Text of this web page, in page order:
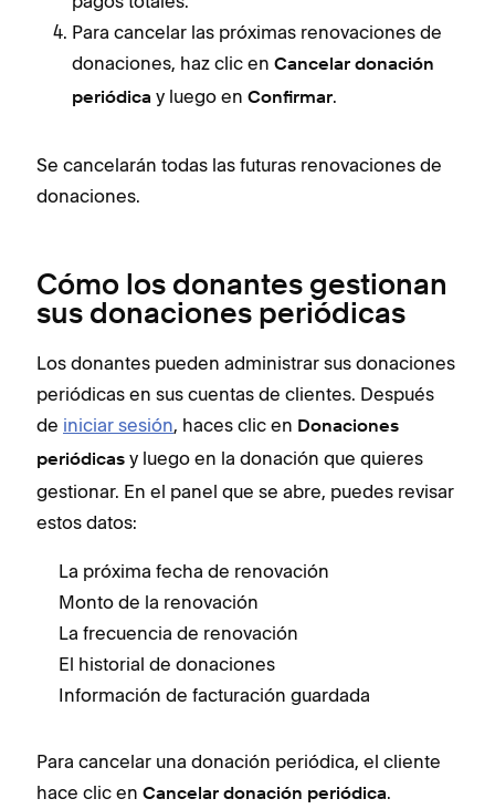
Para cancelar las próximas renovaciones de
donaciones, haz clic en Cancelar donación
periódica y luego en Confirmar.
Se cancelarán todas las futuras renovaciones de
donaciones.
Cómo los donantes gestionan
sus donaciones periódicas
Los donantes pueden administrar sus donaciones
periódicas en sus cuentas de clientes. Después
de iniciar sesión, haces clic en Donaciones
periódicas y luego en la donación que quieres
gestionar. En el panel que se abre, puedes revisar
estos datos:
La próxima fecha de renovación
Monto de la renovación
La frecuencia de renovación
El historial de donaciones
Información de facturación guardada
Para cancelar una donación periódica, el cliente
hace clic en Cancelar donación periódica.